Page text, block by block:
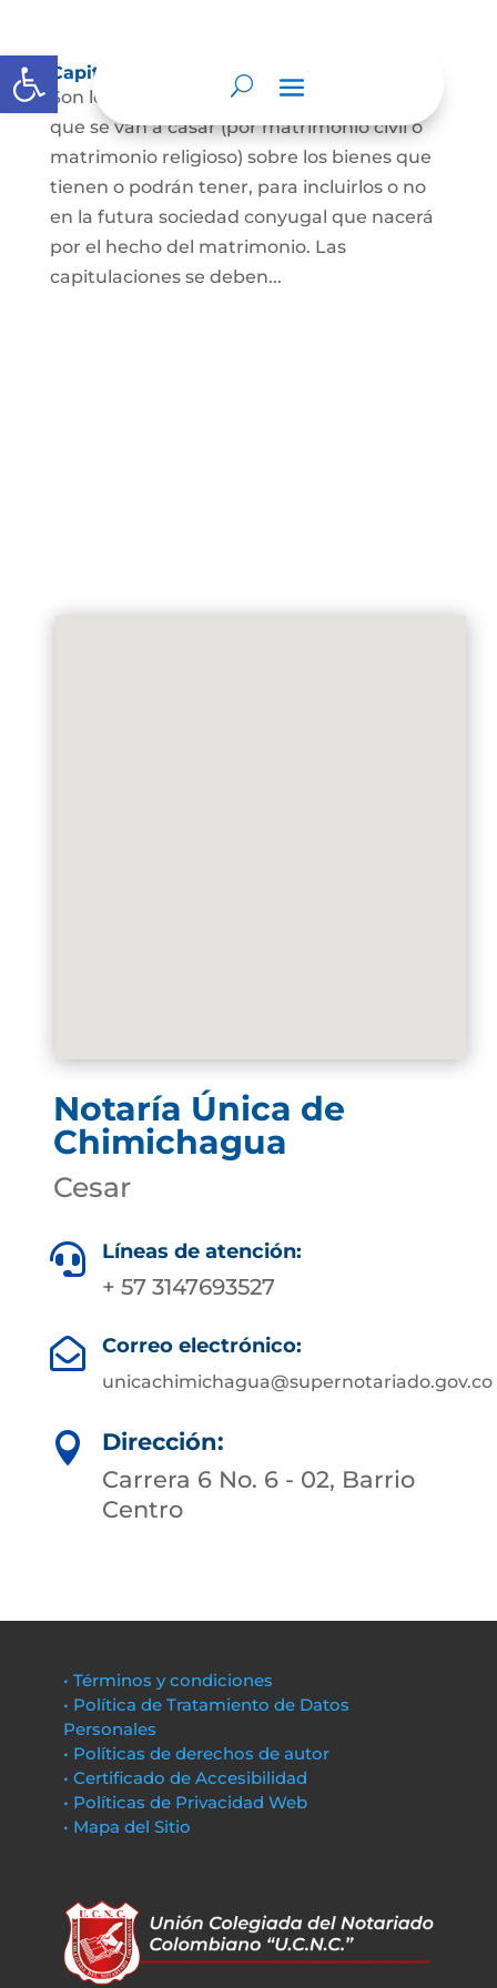
Abrir barra de herramientas
Capitulaciones Matrimoniales
Son los acuerdos que hacen las personas
que se van a casar (por matrimonio civil o
matrimonio religioso) sobre los bienes que
tienen o podrán tener, para incluirlos o no
en la futura sociedad conyugal que nacerá
por el hecho del matrimonio. Las
capitulaciones se deben...
Notaría Única de
Chimichagua
Cesar
 Líneas de atención:
+ 57 3147693527
 Correo electrónico:
unicachimichagua@supernotariado.gov.co

Dirección:
Carrera 6 No. 6 - 02, Barrio
Centro
• Términos y condiciones
• Política de Tratamiento de Datos
Personales
• Políticas de derechos de autor
• Certificado de Accesibilidad
• Políticas de Privacidad Web
• Mapa del Sitio